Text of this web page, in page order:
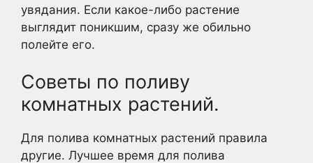
увядания. Если какое-либо растение
выглядит поникшим, сразу же обильно
полейте его.
Советы по поливу
комнатных растений.
Для полива комнатных растений правила
другие. Лучшее время для полива